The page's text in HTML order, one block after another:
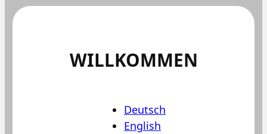
WILLKOMMEN
Deutsch
English